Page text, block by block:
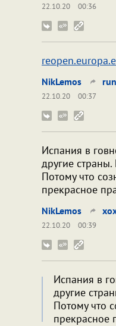
22.10.20
00:36
NikLemos
22.10.20
00:37
Испания в
другие
Потому что
прекрасное
NikLemos
22.10.20
00:39
Испания в
другие
Потому что
прекрасное